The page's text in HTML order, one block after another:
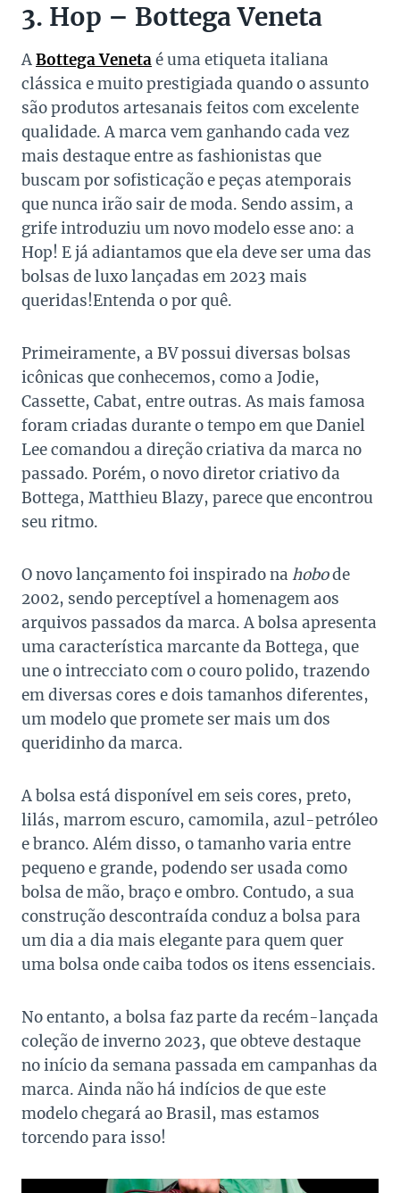
3. Hop – Bottega Veneta
ABottega Venetaé uma etiqueta italiana
clássica e muito prestigiada quando o assunto
são produtos artesanais feitos com excelente
qualidade. A marca vem ganhando cada vez
mais destaque entre as fashionistas que
buscam por sofisticação e peças atemporais
que nunca irão sair de moda. Sendo assim, a
grife introduziu um novo modelo esse ano: a
Hop! E já adiantamos que ela deve ser uma das
bolsas de luxo lançadas em 2023 mais
queridas!Entenda o por quê.
Primeiramente, a BV possui diversas bolsas
icônicas que conhecemos, como a Jodie,
Cassette, Cabat, entre outras. As mais famosa
foram criadas durante o tempo em que Daniel
Lee comandou a direção criativa da marca no
passado. Porém, o novo diretor criativo da
Bottega, Matthieu Blazy, parece que encontrou
seu ritmo.
O novo lançamento foi inspirado na hobode
2002, sendo perceptível a homenagem aos
arquivos passados da marca. A bolsa apresenta
uma característica marcante da Bottega, que
une o intrecciato com o couro polido, trazendo
em diversas cores e dois tamanhos diferentes,
um modelo que promete ser mais um dos
queridinho da marca.
A bolsa está disponível em seis cores, preto,
lilás, marrom escuro, camomila, azul-petróleo
e branco. Além disso, o tamanho varia entre
pequeno e grande, podendo ser usada como
bolsa de mão, braço e ombro. Contudo, a sua
construção descontraída conduz a bolsa para
um dia a dia mais elegante para quem quer
uma bolsa onde caiba todos os itens essenciais.
No entanto, a bolsa faz parte da recém-lançada
coleção de inverno 2023, que obteve destaque
no início da semana passada em campanhas da
marca. Ainda não há indícios de que este
modelo chegará ao Brasil, mas estamos
torcendo para isso!